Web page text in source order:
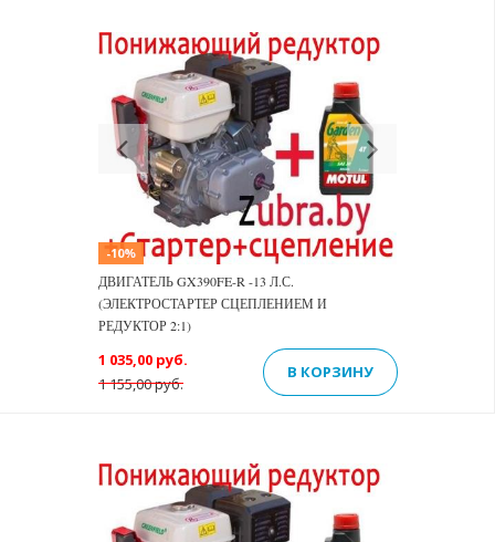
Previous
-10%
ДВИГАТЕЛЬ GX390FE-R -13 Л.С.
(ЭЛЕКТРОСТАРТЕР СЦЕПЛЕНИЕМ И
РЕДУКТОР 2:1)
1 155,00 руб.
1 035,00 руб.
В КОРЗИНУ